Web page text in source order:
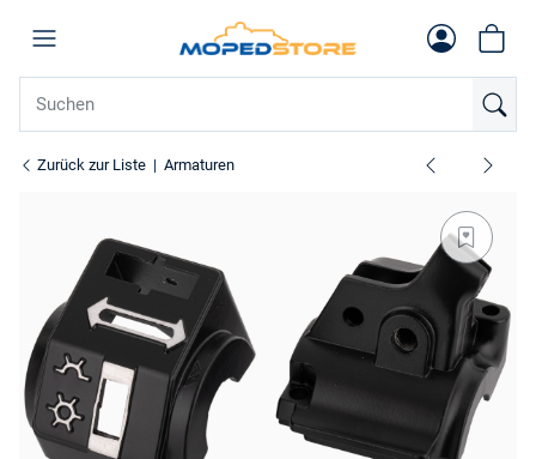
Zurück zur Liste Armaturen